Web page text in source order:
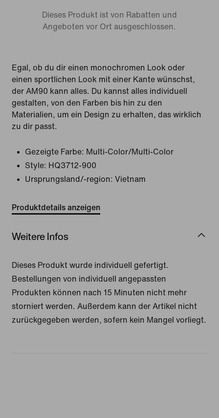
Dieses Produkt ist von Rabatten und
Angeboten vor Ort ausgeschlossen.
Egal, ob du dir einen monochromen Look oder
einen sportlichen Look mit einer Kante wünschst,
der AM90 kann alles. Du kannst alles individuell
gestalten, von den Farben bis hin zu den
Materialien, um ein Design zu erhalten, das wirklich
zu dir passt.
Gezeigte Farbe: Multi-Color/Multi-Color
Style: HQ3712-900
Ursprungsland/-region: Vietnam
Produktdetails anzeigen
Weitere Infos
Dieses Produkt wurde individuell gefertigt.
Bestellungen von individuell angepassten
Produkten können nach 15 Minuten nicht mehr
storniert werden. Außerdem kann der Artikel nicht
zurückgegeben werden, sofern kein Mangel vorliegt.